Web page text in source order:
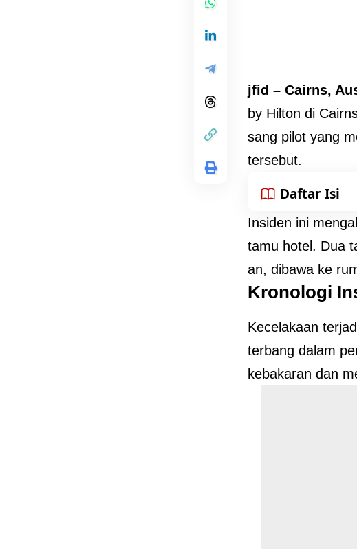
jfid – Cairns,
by Hilton di
sang pilot yang
tersebut.
Daftar Isi
Insiden ini
tamu hotel. Dua
an, dibawa ke
Kronologi
Kecelakaan
terbang dalam
kebakaran dan